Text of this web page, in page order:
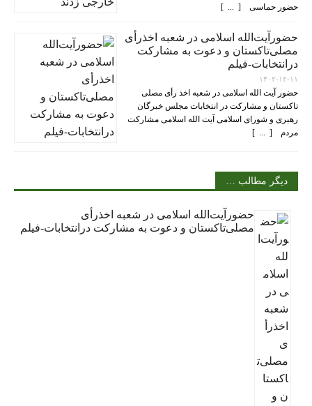
حضور حماسی [ ... ]
حضورآیت‌الله اسلامی در شعبه اخذرأی
مصلی‌تاکستان و دعوت به مشارکت
درانتخابات-فیلم
۱۴۰۲-۱۲-۱۱
حضور آیت الله اسلامی در شعبه اخذ رأی مصلی
تاکستان و مشارکت در انتخابات مجلس خبرگان
رهبری و شورای اسلامی آیت الله اسلامی مشارکت
مردم [ ... ]
دیگر مطالب …
حضورآیت‌الله اسلامی در شعبه اخذرأی
مصلی‌تاکستان و دعوت به مشارکت درانتخابات-فیلم